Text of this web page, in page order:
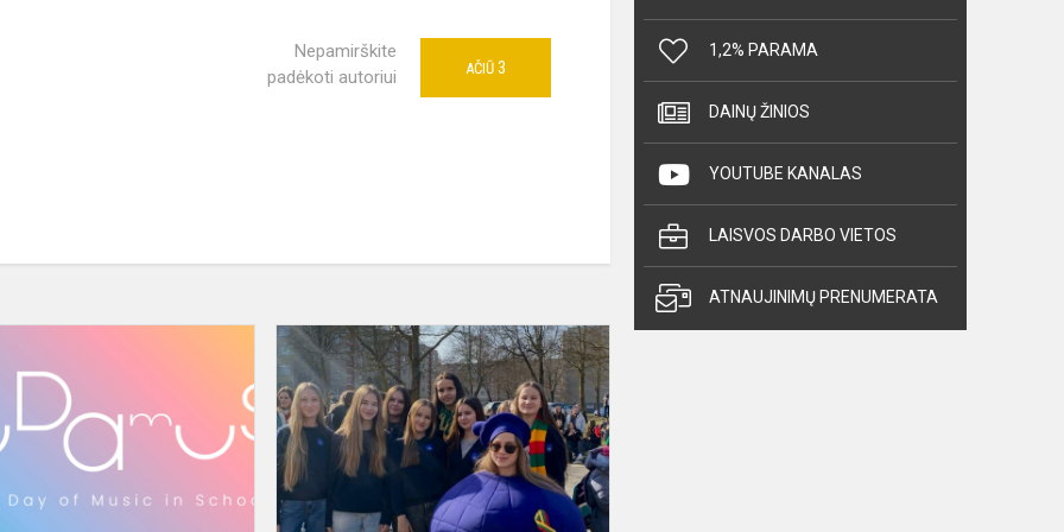
Nepamirškite
padėkoti autoriui
AČIŪ 3
Europos
muzikos
diena
mokykloje
Muzikos
grupė
„Capriccio"
1,2% PARAMA
DAINŲ ŽINIOS
YOUTUBE KANALAS
LAISVOS DARBO VIETOS
ATNAUJINIMŲ PRENUMERATA